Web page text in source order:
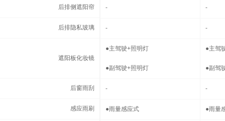
后排侧遮阳帘 - -
后排隐私玻璃 - -
●主驾驶+照明灯
●副驾驶+照明灯
●主驾
●副驾
后窗雨刮 - -
感应雨刷 ●雨量感应式 ●雨量
后排侧遮阳帘
后排隐私玻璃
遮阳板化妆镜
后窗雨刮
感应雨刷